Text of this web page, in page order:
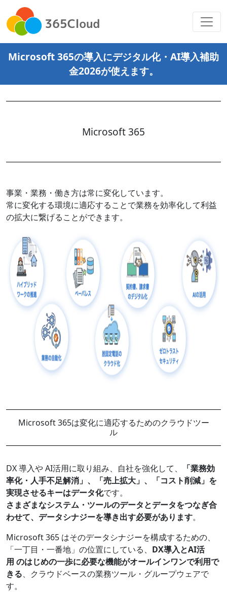
Microsoft 365の導入にデジタル化・AI導入補助
金2026が使えます。
Microsoft 365
事業・業務・働き方は常に変化しています。
常に変化する環境に適応することで業務を効率化して利益
の拡大に繋げることができます。
Microsoft 365は変化に適応するためのクラウドツー
ル
DX 導入や AI活用に取り組み、自社を強化して、
「業務効
率化・人手不足解消」、「売上拡大」、「コスト削減」を
実現させるキーはデータ化です。​
さまざまなシステム・ツールのデータとデータをつなぎ合
わせて、データシナジーを導き出す必要があります。​
Microsoft 365 はそのデータシナジーを構成するための、
「一丁目・一番地」の位置にしている、 DX導入とAI活
用 のはじめの一歩に必要な機能がオールインワンで利用で
きる、クラウドベースの業務ツール・グループウェアで
す。​